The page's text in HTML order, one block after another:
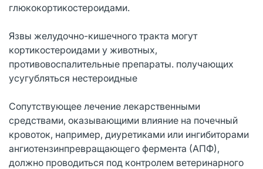
глюкокортикостероидами.
Язвы желудочно-кишечного тракта могут
кортикостероидами у животных,
противовоспалительные препараты. получающих
усугубляться нестероидные
Сопутствующее лечение лекарственными
средствами, оказывающими влияние на почечный
кровоток, например, диуретиками или ингибиторами
ангиотензинпревращающего фермента (АПФ),
должно проводиться под контролем ветеринарного